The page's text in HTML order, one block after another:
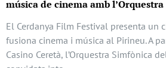
música de cinema amb
El Cerdanya Film Festival presenta un
fusiona cinema i música al Pirineu. A
Casino Ceretà, l’Orquestra Simfònica